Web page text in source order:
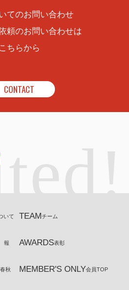
てのお問い合わせ
頼のお問い合わせは
こちらから
CONTACT
いて
報
秋
TEAMチーム
AWARDS表彰
MEMBER'S ONLY会員TOP